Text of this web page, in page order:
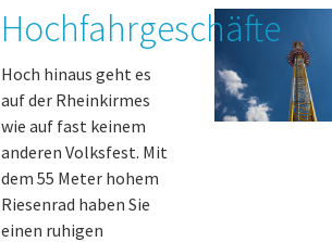
Hochfahrgeschäfte
Hoch hinaus geht es
auf der Rheinkirmes
wie auf fast keinem
anderen Volksfest. Mit
dem 55 Meter hohem
Riesenrad haben Sie
einen ruhigen